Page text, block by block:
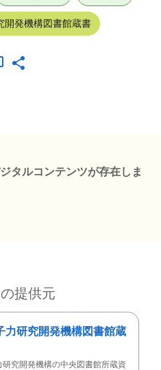
開発機構図書館蔵書
タルコンテンツが存在しま
提供元
力研究開発機構図書館蔵
研究開発機構の中央図書館所蔵資